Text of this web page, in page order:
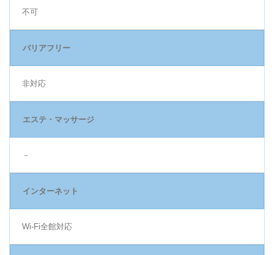
不可
バリアフリー
非対応
エステ・マッサージ
－
インターネット
Wi-Fi全館対応